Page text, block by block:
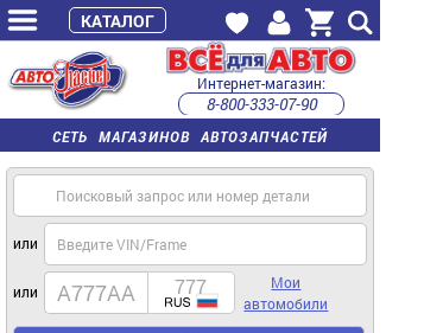
СЕТЬ МАГАЗИНОВ АВТОЗАПЧАСТЕЙ
Интернет-магазин:
8-800-333-07-90
часы работы с 9:00 до 22:00 (пн-пт)
или
или
Мои
автомобили
КАТАЛОГ